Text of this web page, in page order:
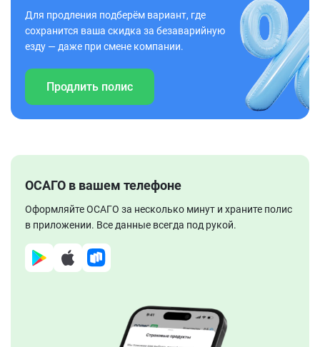
Для продления подберём вариант, где
сохранится ваша скидка за безаварийную
езду — даже при смене компании.
Продлить полис
ОСАГО в вашем телефоне
Оформляйте ОСАГО за несколько минут и храните полис
в приложении. Все данные всегда под рукой.